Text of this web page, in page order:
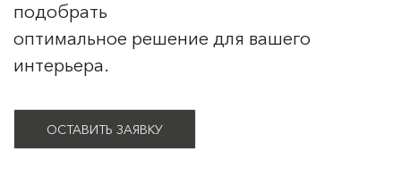
подобрать
оптимальное решение для вашего
интерьера.
ОСТАВИТЬ ЗАЯВКУ